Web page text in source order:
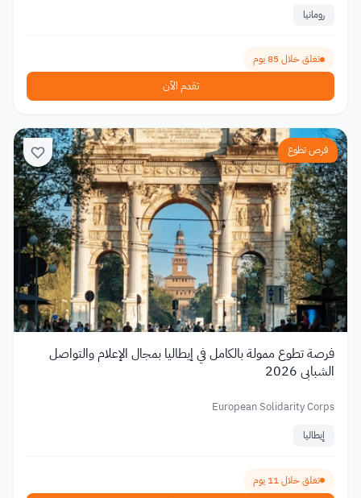
رومانيا
تغلق خلال 85 يوم
تقدم الآن
فرص تطوع
فرصة تطوع ممولة بالكامل في إيطاليا بمجال الإعلام والتواصل
الشبابي 2026
European Solidarity Corps
إيطاليا
تغلق خلال 11 يوم